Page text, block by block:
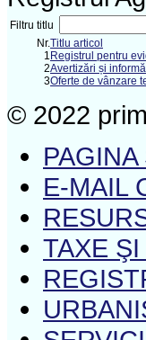
Filtru titlu
Nr.Titlu articol
1 Registrul pentru
2Avertizări și
3Oferte de vânzare
© 2022
PAGINA
E-MAIL
TAXE